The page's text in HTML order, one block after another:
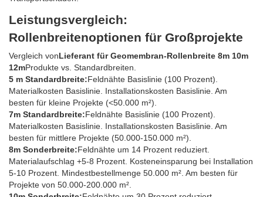
Leistungsvergleich:
Rollenbreitenoptionen für Großprojekte
Vergleich vonLieferant für Geomembran-Rollenbreite 8m 10m
12mProdukte vs. Standardbreiten.
5 m Standardbreite:Feldnähte Basislinie (100 Prozent).
Materialkosten Basislinie. Installationskosten Basislinie. Am
besten für kleine Projekte (<50.000 m²).
7m Standardbreite:Feldnähte Basislinie (100 Prozent).
Materialkosten Basislinie. Installationskosten Basislinie. Am
besten für mittlere Projekte (50.000-150.000 m²).
8m Sonderbreite:Feldnähte um 14 Prozent reduziert.
Materialaufschlag +5-8 Prozent. Kosteneinsparung bei Installation
5-10 Prozent. Mindestbestellmenge 50.000 m². Am besten für
Projekte von 50.000-200.000 m².